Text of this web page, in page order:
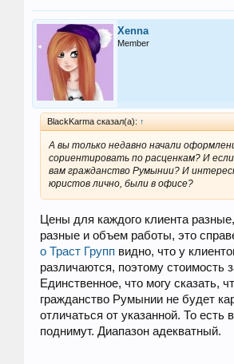
Xenna
Member
BlackKarma сказал(а): ↑
А вы только недавно начали
сориентировать по расценкам? И
вам гражданство Румынии? И
юристов лично, были в офисе?
Цены для каждого клиента
разные и объем работы, это
о Траст Групп видно, что у
различаются, поэтому стоимость
Единственное, что могу сказать,
гражданство Румынии не будет
отличаться от указанной. То есть
поднимут. Диапазон адекватный.